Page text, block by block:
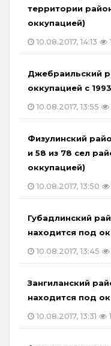
территории
оккупацией)
10.08.2017, 14:13
Джебраильский
оккупацией с
10.08.2017, 13:55
Физулинский
и 58 из 78 сел
оккупацией)
10.08.2017, 13:50
Губадлинский
находится под
10.08.2017, 13:45
Зангиланский
находится под
10.08.2017, 13:31